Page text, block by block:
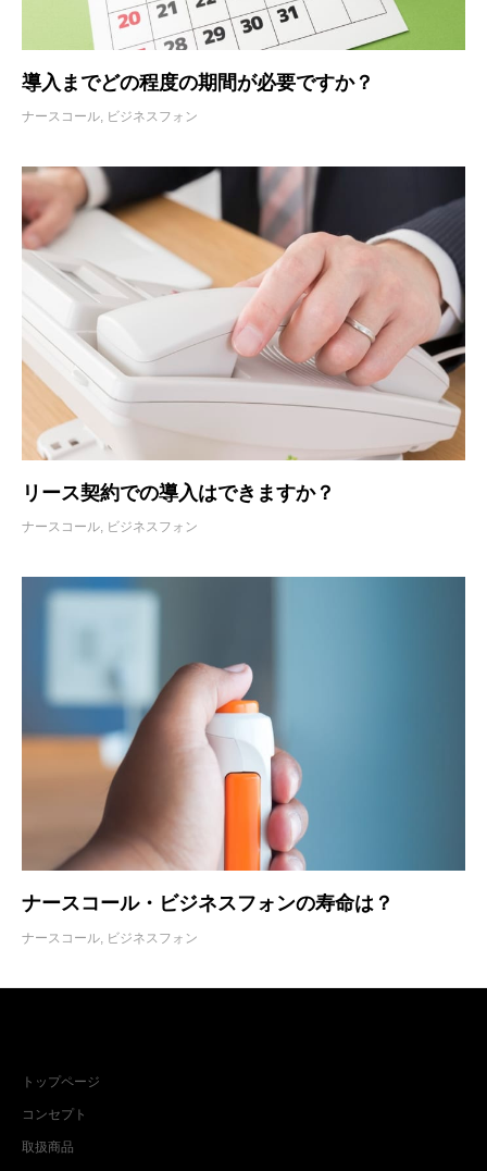
導入までどの程度の期間が必要ですか？
ナースコール, ビジネスフォン
リース契約での導入はできますか？
ナースコール, ビジネスフォン
ナースコール・ビジネスフォンの寿命は？
ナースコール ビジネスフォン
トップページ
コンセプト
取扱商品